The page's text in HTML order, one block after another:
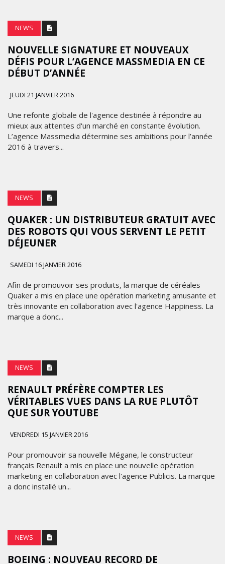
NEWS
NOUVELLE SIGNATURE ET NOUVEAUX
DÉFIS POUR L’AGENCE MASSMEDIA EN CE
DÉBUT D’ANNÉE
JEUDI 21 JANVIER 2016
Une refonte globale de l'agence destinée à répondre au
mieux aux attentes d'un marché en constante évolution.
L’agence Massmedia détermine ses ambitions pour l’année
2016 à travers...
NEWS
QUAKER : UN DISTRIBUTEUR GRATUIT AVEC
DES ROBOTS QUI VOUS SERVENT LE PETIT
DÉJEUNER
SAMEDI 16 JANVIER 2016
Afin de promouvoir ses produits, la marque de céréales
Quaker a mis en place une opération marketing amusante et
très innovante en collaboration avec l'agence Happiness. La
marque a donc...
NEWS
RENAULT PRÉFÈRE COMPTER LES
VÉRITABLES VUES DANS LA RUE PLUTÔT
QUE SUR YOUTUBE
VENDREDI 15 JANVIER 2016
Pour promouvoir sa nouvelle Mégane, le constructeur
français Renault a mis en place une nouvelle opération
marketing en collaboration avec l'agence Publicis. La marque
a donc installé un...
NEWS
BOEING : NOUVEAU RECORD DE